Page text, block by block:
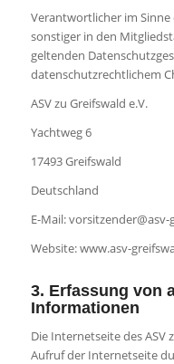
Verantwortlicher im
sonstiger in den
geltenden
datenschutzrechtlichem
ASV zu Greifswald e.V.
Yachtweg 6
17493 Greifswald
Deutschland
E-Mail:
Website: www.asv-
3. Erfassung von
Informationen
Die Internetseite des ASV
Aufruf der Internetseite